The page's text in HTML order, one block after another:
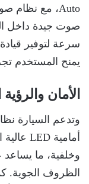
صوت جيدة داخل
سرعة لتوفير
يمنح المستخدم
الأمان
وتدعم السيارة
وخلفية، ما
الظروف الجوية.